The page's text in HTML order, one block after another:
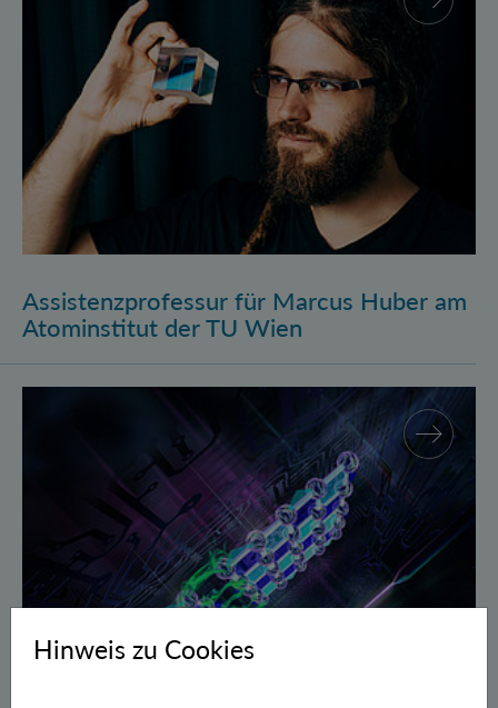
Assistenzprofessur für Marcus Huber am
Atominstitut der TU Wien
Gegen Fehler geschützte Quantenbits verschränkt
Hinweis zu Cookies